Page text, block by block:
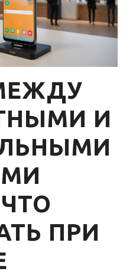
И
ЧТО
ПРИ